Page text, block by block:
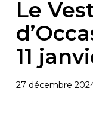
Le
11
27 décembre